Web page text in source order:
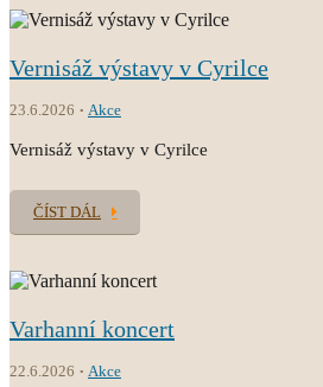
Vernisáž výstavy v Cyrilce
23.6.2026 Akce
Vernisáž výstavy v Cyrilce
ČÍST DÁL
Varhanní koncert
22.6.2026 Akce